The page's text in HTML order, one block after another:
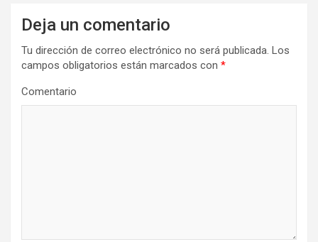
Deja un comentario
Tu dirección de correo electrónico no será publicada. Los
campos obligatorios están marcados con *
Comentario